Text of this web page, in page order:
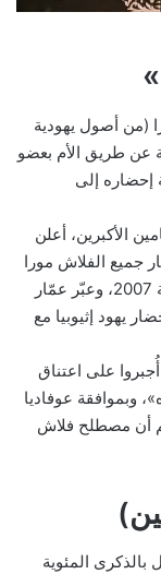
(من أصول يهودية
عن طريق الأم بعضو
إحضاره إلى
الأكبرين، أعلن
جميع الفلاش مورا
– قرابة 18,000 شخص – إلى إسرائيل قبل نهاية 2007، وعبّر عمّار
يهود إثيوبيا مع
أُجبروا على اعتناق
وبموافقة عوفاديا
أن مصطلح فلاش
بالذكرى المئوية